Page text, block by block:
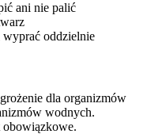
ani nie palić
wyprać oddzielnie
dla organizmów
wodnych.
obowiązkowe.